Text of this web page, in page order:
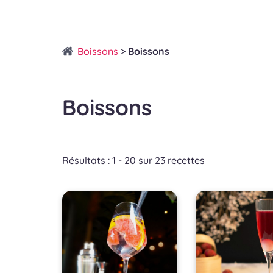
Boissons > Boissons
Boissons
Résultats : 1 - 20 sur 23 recettes